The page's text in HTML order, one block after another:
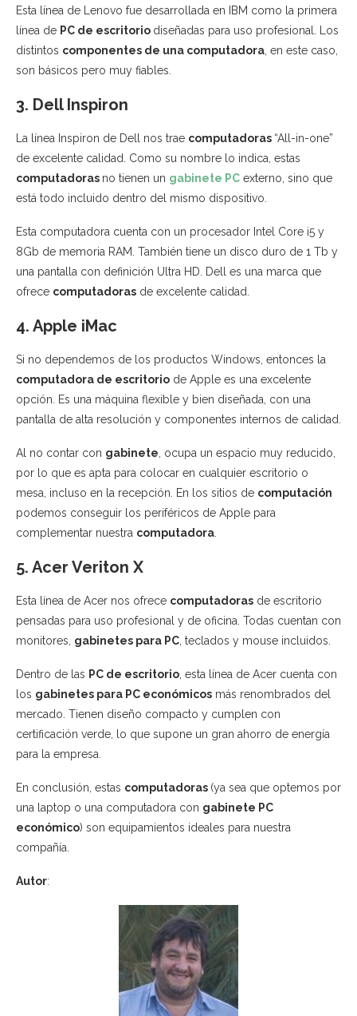
Esta línea de Lenovo fue desarrollada en IBM como la primera
línea de PC de escritorio diseñadas para uso profesional. Los
distintos componentes de una computadora , en este caso,
son básicos pero muy fiables.
3. Dell Inspiron
La línea Inspiron de Dell nos trae computadoras “All-in-one”
de excelente calidad. Como su nombre lo indica, estas
computadoras no tienen un gabinete PC externo, sino que
está todo incluido dentro del mismo dispositivo.
Esta computadora cuenta con un procesador Intel Core i5 y
8Gb de memoria RAM. También tiene un disco duro de 1 Tb y
una pantalla con definición Ultra HD. Dell es una marca que
ofrece computadoras de excelente calidad.
4. Apple iMac
Si no dependemos de los productos Windows, entonces la
computadora de escritorio de Apple es una excelente
opción. Es una máquina flexible y bien diseñada, con una
pantalla de alta resolución y componentes internos de calidad.
Al no contar con gabinete , ocupa un espacio muy reducido,
por lo que es apta para colocar en cualquier escritorio o
mesa, incluso en la recepción. En los sitios de computación
podemos conseguir los periféricos de Apple para
complementar nuestra computadora
5. Acer Veriton X
Esta línea de Acer nos ofrece computadoras de escritorio
pensadas para uso profesional y de oficina. Todas cuentan con
monitores, gabinetes para PC , teclados y mouse incluidos.
Dentro de las PC de escritorio , esta línea de Acer cuenta con
los gabinetes para PC económicos más renombrados del
mercado. Tienen diseño compacto y cumplen con
certificación verde, lo que supone un gran ahorro de energía
para la empresa.
En conclusión, estas computadoras (ya sea que optemos por
una laptop o una computadora con gabinete PC
económico) son equipamientos ideales para nuestra
compañía.
Autor: